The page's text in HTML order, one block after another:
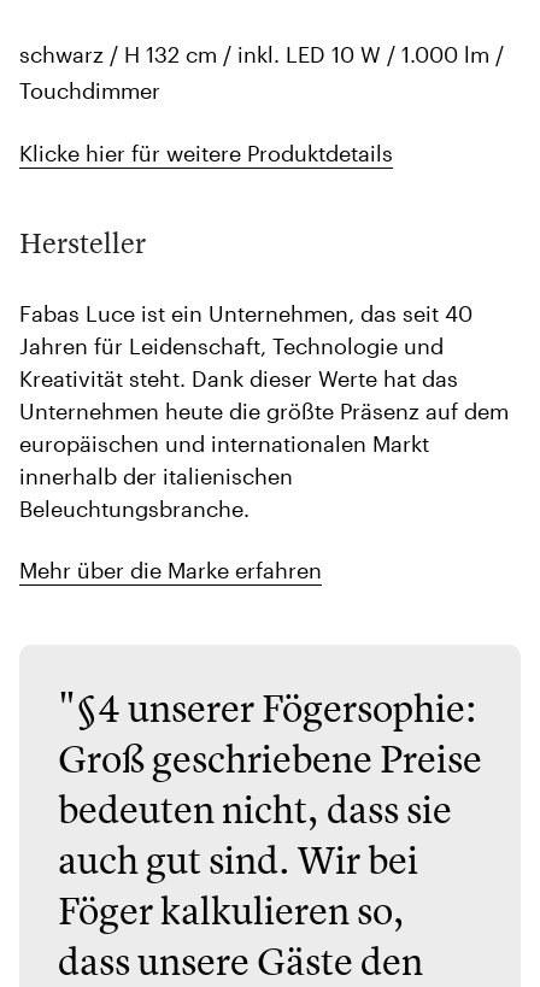
schwarz / H 132 cm / inkl. LED 10 W / 1.000 lm /
Touchdimmer
Klicke hier für weitere Produktdetails
Hersteller
Fabas Luce ist ein Unternehmen, das seit 40
Jahren für Leidenschaft, Technologie und
Kreativität steht. Dank dieser Werte hat das
Unternehmen heute die größte Präsenz auf dem
europäischen und internationalen Markt
innerhalb der italienischen
Beleuchtungsbranche.
Mehr über die Marke erfahren
"§4 unserer Fögersophie:
Groß geschriebene Preise
bedeuten nicht, dass sie
auch gut sind. Wir bei
Föger kalkulieren so,
dass unsere Gäste den